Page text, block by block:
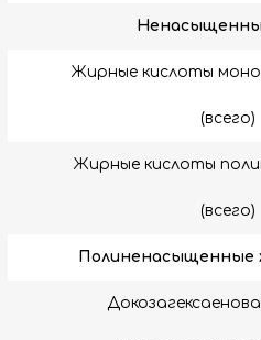
Жирные кислоты
(всего)
Жирные кислоты
(всего)
Полиненасыщенные